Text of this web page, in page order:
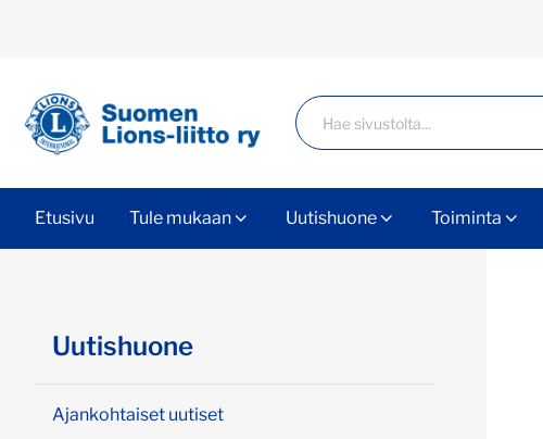
Haku
Etusivu Tule mukaan Uutishuone Toiminta
Ohita valikko
Uutishuone
Ajankohtaiset uutiset